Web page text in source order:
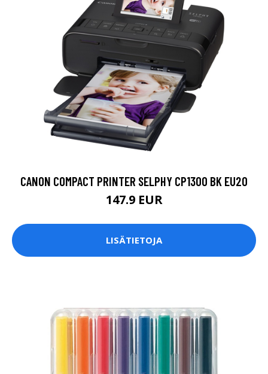
CANON COMPACT PRINTER SELPHY CP1300 BK EU20
147.9 EUR
LISÄTIETOJA